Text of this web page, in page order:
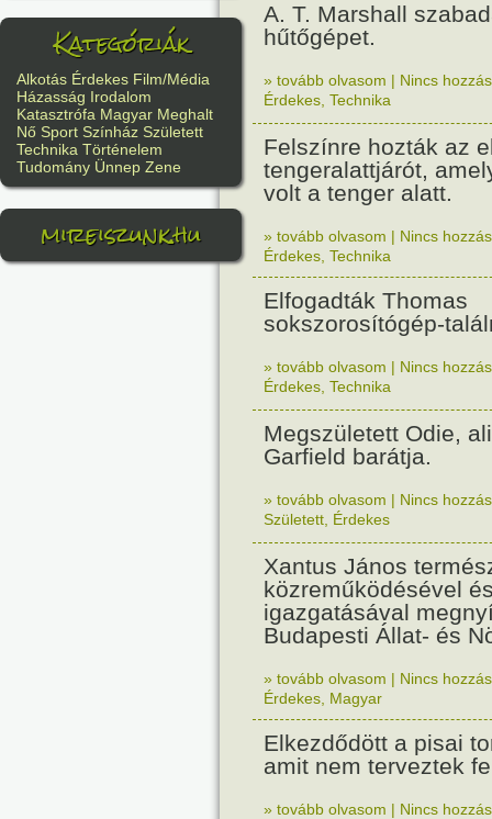
Kategóriák
Alkotás Érdekes Film/Média
Házasság Irodalom
Katasztrófa Magyar Meghalt
Nő Sport Színház Született
Technika Történelem
Tudomány Ünnep Zene
mireiszunk.hu
A. T. Marshall
hűtőgépet.
» tovább olvasom | Nincs
Érdekes Technika
Felszínre hozták az
tengeralattjárót,
volt a tenger alatt.
» tovább olvasom | Nincs
Érdekes Technika
Elfogadták Thomas
sokszorosítógép-
» tovább olvasom | Nincs
Érdekes Technika
Megszületett Odie,
Garfield barátja.
» tovább olvasom | Nincs
Született Érdekes
Xantus János
közreműködésével
igazgatásával
Budapesti Állat- és
» tovább olvasom | Nincs
Érdekes Magyar
Elkezdődött a pisai
amit nem terveztek
» tovább olvasom | Nincs